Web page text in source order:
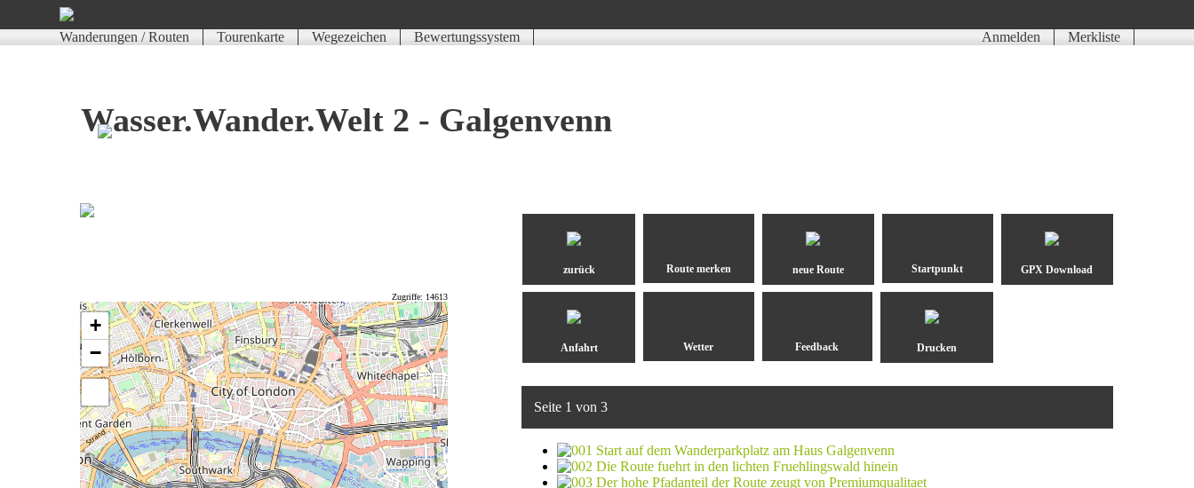
Wanderungen / Routen Tourenkarte Wegezeichen
Bewertungssystem
Anmelden Merkliste
Wasser.Wander.Welt 2 - Galgenvenn
Zugriffe: 14613
+
−
zurück neue Route GPX Download
Anfahrt Drucken
Seite 1 von 3